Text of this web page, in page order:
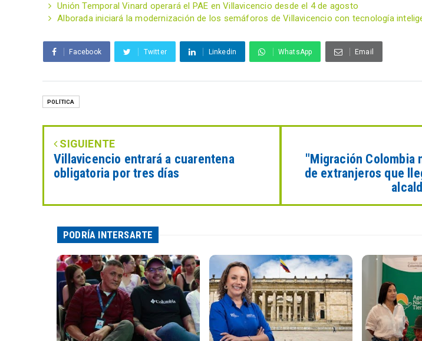
Unión Temporal Vinard operará el PAE en Villavicencio desde el 4 de agosto
Alborada iniciará la modernización de los semáforos de Villavicencio con tecnología
Facebook Twitter Linkedin WhatsApp Email
POLÍTICA
SIGUIENTE
Villavicencio entrará a cuarentena
obligatoria por tres días
"Migración Colombia
de extranjeros que
PODRÍA INTERSARTE